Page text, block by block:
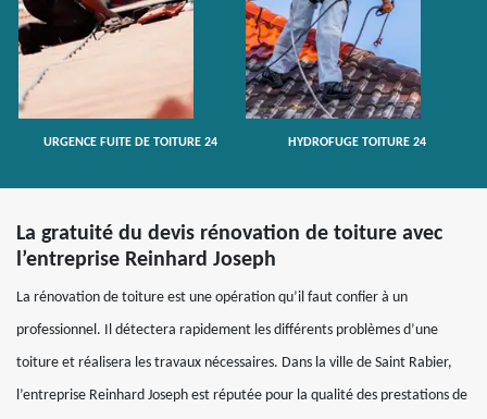
URGENCE FUITE DE TOITURE 24 HYDROFUGE TOITURE 24
La gratuité du devis rénovation de toiture avec
l’entreprise Reinhard Joseph
La rénovation de toiture est une opération qu’il faut confier à un
professionnel. Il détectera rapidement les différents problèmes d’une
toiture et réalisera les travaux nécessaires. Dans la ville de Saint Rabier,
l’entreprise Reinhard Joseph est réputée pour la qualité des prestations de